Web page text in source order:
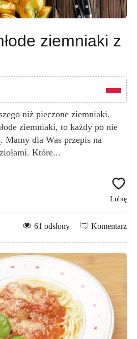
ziemniaki z
niż pieczone ziemniaki.
ziemniaki, to każdy po nie
Mamy dla Was przepis na
Które...
Lubię
Komentarz
61 odsłony